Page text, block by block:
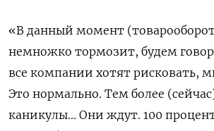
«В данный момент
немножко тормозит, будем
все компании хотят рисковать,
Это нормально. Тем ‌более
каникулы... Они ждут. 100